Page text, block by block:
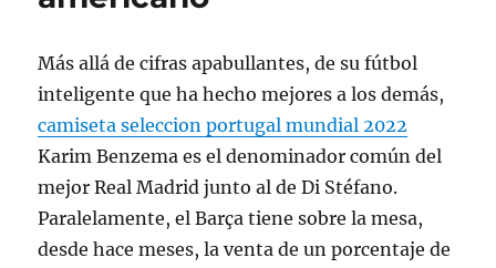
Más allá de cifras apabullantes, de su fútbol
inteligente que ha hecho mejores a los demás,
camiseta seleccion portugal mundial 2022
Karim Benzema es el denominador común del
mejor Real Madrid junto al de Di Stéfano.
Paralelamente, el Barça tiene sobre la mesa,
desde hace meses, la venta de un porcentaje de